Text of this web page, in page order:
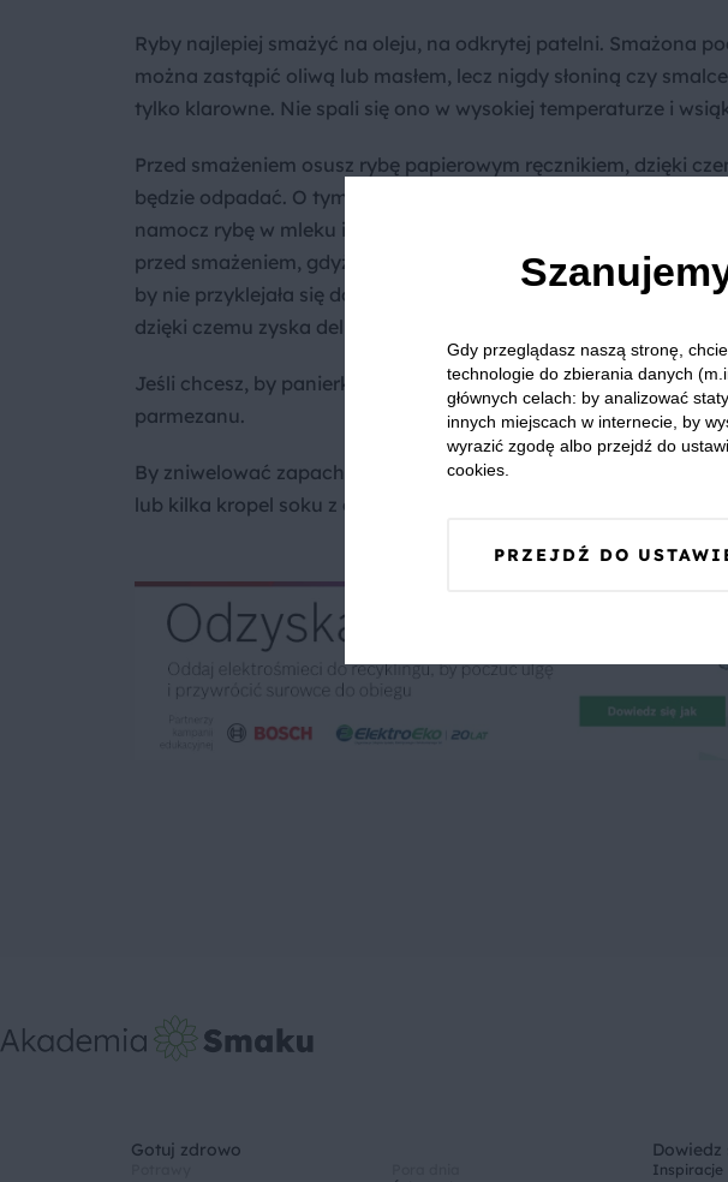
Ryby najlepiej smażyć na oleju, na odkrytej patelni. Smażona
można zastąpić oliwą lub masłem, lecz nigdy słoniną czy
tylko klarowne. Nie spali się ono w wysokiej temperaturze i
Przed smażeniem osusz rybę papierowym ręcznikiem, dzięki
będzie odpadać. O tym kroku pamiętaj zwłaszcza gdy smażysz
namocz rybę w mleku i obtocz w mące, co nada jej delikatny
przed smażeniem, gdyż sól wciąga wodę. Rybę smaż na dobrze
by nie przyklejała się do patelni i nie nasiąkła tłuszczem. Przed
dzięki czemu zyska delikatniejszy smak.
Jeśli chcesz, by panierka miała bardziej rumiany kolor, dodaj
parmezanu.
By zniwelować zapach towarzyszący smażeniu ryby, do oleju
lub kilka kropel soku z cytryny.
Gotuj zdrowo Dowiedz
Inspiracje
Gdy przeglądasz naszą stronę,
technologie do zbierania danych
głównych celach: by analizować
innych miejscach w internecie, by
wyrazić zgodę albo przejdź do
cookies.
PRZEJDŹ DO